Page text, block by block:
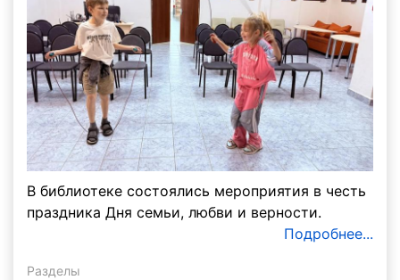
В библиотеке состоялись мероприятия в честь
праздника Дня семьи, любви и верности.
Подробнее...
Разделы